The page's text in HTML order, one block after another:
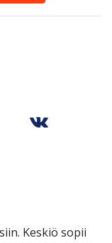
Keskiö sopii